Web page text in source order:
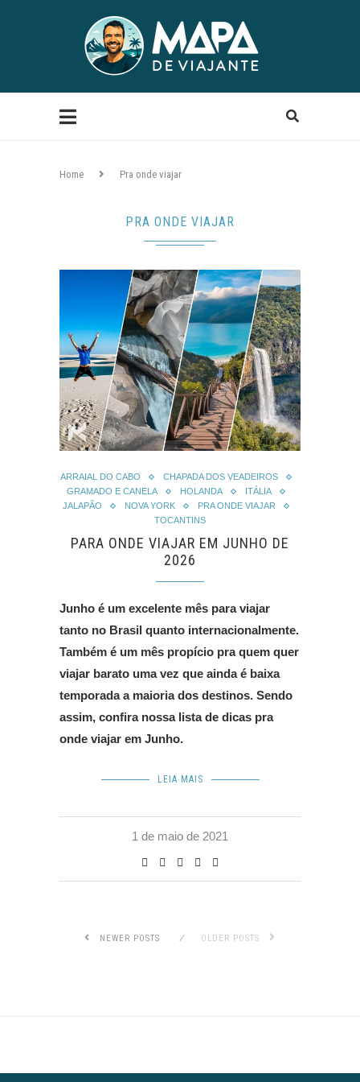
Home Pra onde viajar
PRA ONDE VIAJAR
ARRAIAL DO CABO
CHAPADA DOS VEADEIROS
GRAMADO E CANELA
HOLANDA
ITÁLIA
JALAPÃO
NOVA YORK
PRA ONDE VIAJAR
TOCANTINS
PARA ONDE VIAJAR EM JUNHO DE
2026
Junho é um excelente mês para viajar
tanto no Brasil quanto internacionalmente.
Também é um mês propício pra quem quer
viajar barato uma vez que ainda é baixa
temporada a maioria dos destinos. Sendo
assim, confira nossa lista de dicas pra
onde viajar em Junho.
LEIA MAIS
1 de maio de 2021
NEWER POSTS OLDER POSTS